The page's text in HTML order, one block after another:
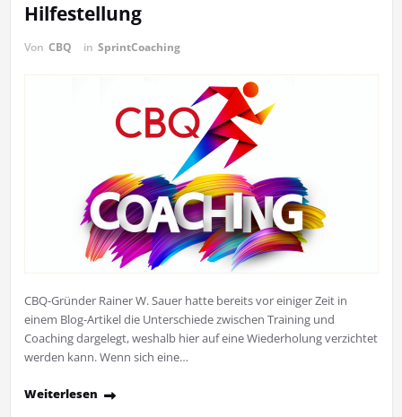
Hilfestellung
Von CBQ in SprintCoaching
CBQ-Gründer Rainer W. Sauer hatte bereits vor einiger Zeit in
einem Blog-Artikel die Unterschiede zwischen Training und
Coaching dargelegt, weshalb hier auf eine Wiederholung verzichtet
werden kann. Wenn sich eine…
Weiterlesen